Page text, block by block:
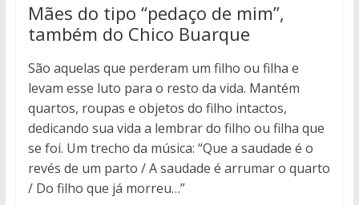
Mães do tipo “pedaço de mim”,
também do Chico Buarque
São aquelas que perderam um filho ou filha e
levam esse luto para o resto da vida. Mantém
quartos, roupas e objetos do filho intactos,
dedicando sua vida a lembrar do filho ou filha que
se foi. Um trecho da música: “Que a saudade é o
revés de um parto / A saudade é arrumar o quarto
/ Do filho que já morreu…”